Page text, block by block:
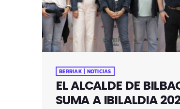
BERRIAK | NOTICIAS
EL ALCALDE DE
SUMA A IBILALDIA